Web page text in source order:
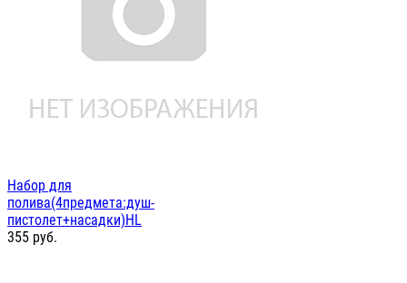
Набор для
полива(4предмета:душ-
пистолет+насадки)HL
355 руб.